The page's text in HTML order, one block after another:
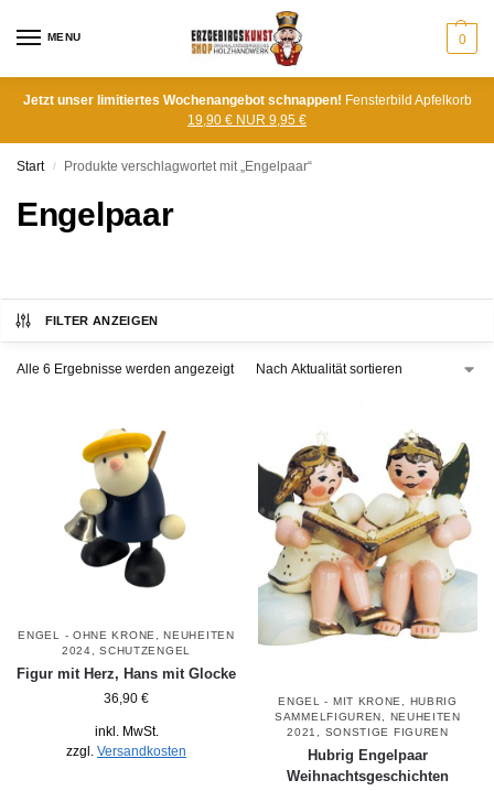
MENU 0
Jetzt unser limitiertes Wochenangebot schnappen! Fensterbild Apfelkorb
19,90 € NUR 9,95 €
Start / Produkte verschlagwortet mit „Engelpaar“
Engelpaar
FILTER ANZEIGEN
Alle 6 Ergebnisse werden angezeigt
ENGEL - OHNE KRONE ,NEUHEITEN
2024 ,SCHUTZENGEL
Figur mit Herz, Hans mit Glocke
36,90 €
inkl. MwSt.
zzgl. Versandkosten
ENGEL - MIT KRONE
HUBRIG
SAMMELFIGUREN
NEUHEITEN
2021
SONSTIGE FIGUREN
Hubrig Engelpaar
Weihnachtsgeschichten